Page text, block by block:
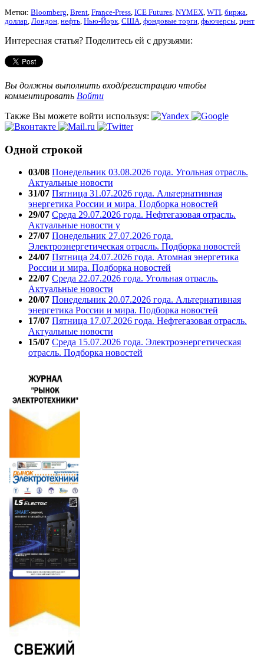
Метки: Bloomberg, Brent, France-Press, ICE Futures, NYMEX, WTI, биржа,
доллар, Лондон, нефть, Нью-Йорк, США, фондовые торги, фьючерсы, цент
Интересная статья? Поделитесь ей с друзьями:
Вы должны выполнить вход/регистрацию чтобы
комментировать Войти
Также Вы можете войти используя:
Одной строкой
03/08 Понедельник 03.08.2026 года. Угольная отрасль.
Актуальные новости
31/07 Пятница 31.07.2026 года. Альтернативная
энергетика России и мира. Подборка новостей
29/07 Среда 29.07.2026 года. Нефтегазовая отрасль.
Актуальные новости у
27/07 Понедельник 27.07.2026 года.
Электроэнергетическая отрасль. Подборка новостей
24/07 Пятница 24.07.2026 года. Атомная энергетика
России и мира. Подборка новостей
22/07 Среда 22.07.2026 года. Угольная отрасль.
Актуальные новости
20/07 Понедельник 20.07.2026 года. Альтернативная
энергетика России и мира. Подборка новостей
17/07 Пятница 17.07.2026 года. Нефтегазовая отрасль.
Актуальные новости
15/07 Среда 15.07.2026 года. Электроэнергетическая
отрасль. Подборка новостей